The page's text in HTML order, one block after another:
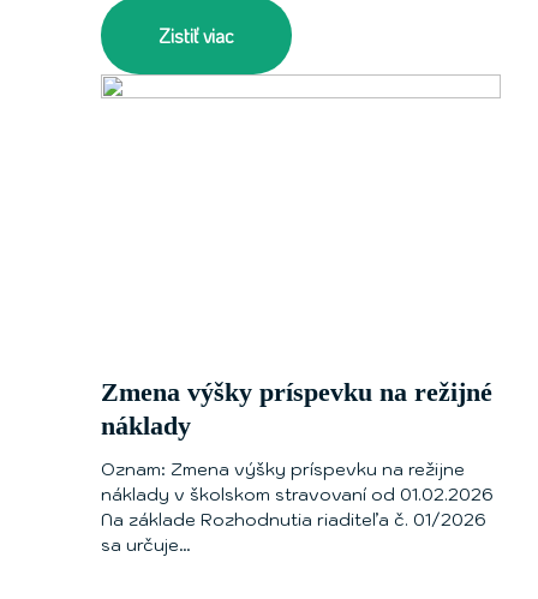
Zistiť viac
Zmena výšky príspevku na režijné
náklady
Oznam: Zmena výšky príspevku na režijne
náklady v školskom stravovaní od 01.02.2026
Na základe Rozhodnutia riaditeľa č. 01/2026
sa určuje…